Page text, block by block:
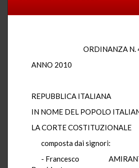
ORDINANZA N.
ANNO 2010
REPUBBLICA ITALIANA
IN NOME DEL POPOLO
LA CORTE COSTITUZIONALE
composta dai signori:
- Francesco